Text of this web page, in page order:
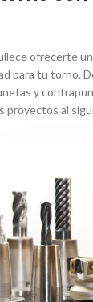
ofrecerte
para tu torno.
y
proyectos al